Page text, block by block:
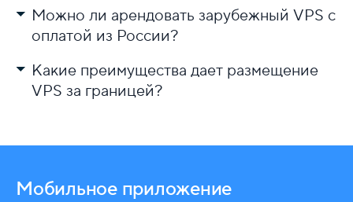
Можно ли арендовать зарубежный VPS с
оплатой из России?
Какие преимущества дает размещение
VPS за границей?
Мобильное приложение